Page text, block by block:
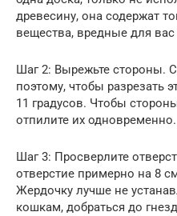
древесину, она содержат
вещества, вредные для
Шаг 2: Вырежьте стороны.
поэтому, чтобы разрезать
11 градусов. Чтобы
отпилите их одновременно.
Шаг 3: Просверлите
отверстие примерно на 8
Жердочку лучше не
кошкам, добраться до